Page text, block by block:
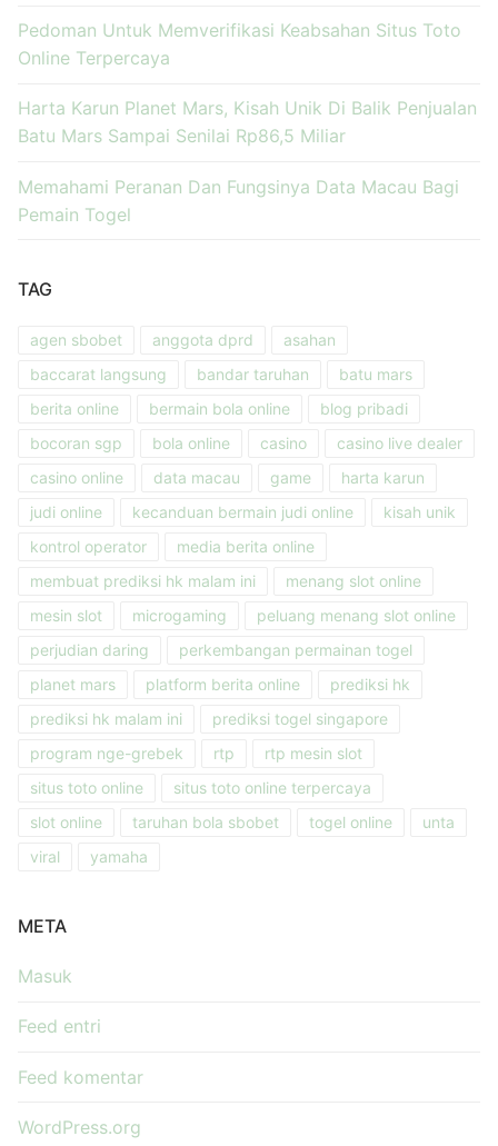
Pedoman Untuk Memverifikasi Keabsahan Situs Toto
Online Terpercaya
Harta Karun Planet Mars, Kisah Unik Di Balik Penjualan
Batu Mars Sampai Senilai Rp86,5 Miliar
Memahami Peranan Dan Fungsinya Data Macau Bagi
Pemain Togel
TAG
agen sbobet anggota dprd
asahan
baccarat langsung
bandar taruhan
batu mars
berita online
bermain bola online
blog pribadi
bocoran sgp
bola online casino
casino live dealer
casino online
data macau game
harta karun
judi online
kecanduan bermain judi online
kisah unik
kontrol operator
media berita online
membuat prediksi hk malam ini
menang slot online
mesin slot
microgaming
peluang menang slot online
perjudian daring
perkembangan permainan togel
planet mars
platform berita online
prediksi hk
prediksi hk malam ini
prediksi togel singapore
program nge-grebek
rtp
rtp mesin slot
situs toto online
situs toto online terpercaya
slot online
taruhan bola sbobet togel online
unta
viral
yamaha
META
Masuk
Feed entri
Feed komentar
WordPress.org